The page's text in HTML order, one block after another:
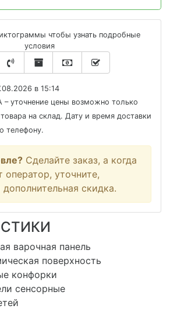
чтобы узнать подробные
условия
в 15:14
– уточнение цены возможно только
на склад. Дату и время доставки
телефону.
Сделайте заказ, а когда
оператор, уточните,
скидка.
варочная панель
поверхность
конфорки
сенсорные